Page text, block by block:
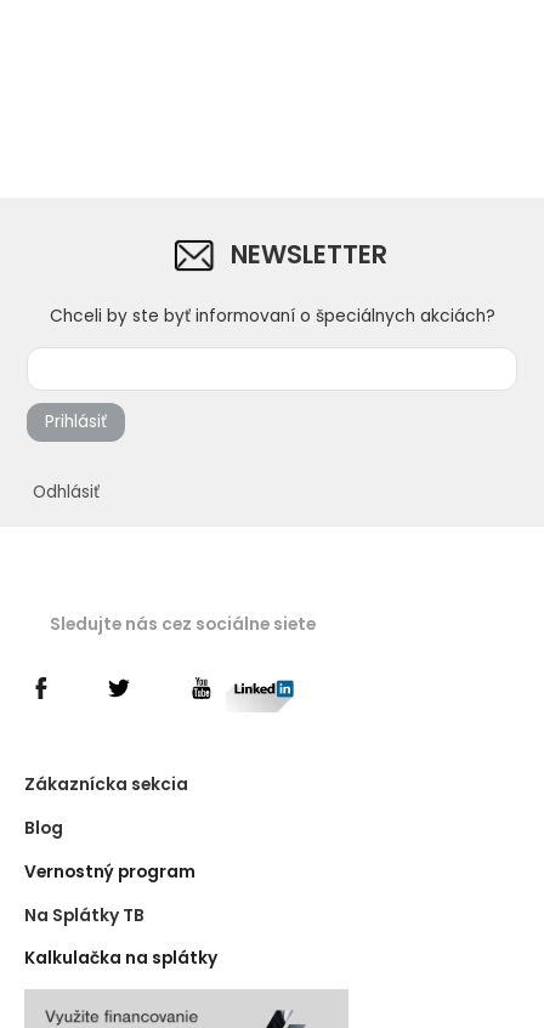
NEWSLETTER
Chceli by ste byť informovaní o špeciálnych akciách?
Prihlásiť
Odhlásiť
Sledujte nás cez sociálne siete
Zákaznícka sekcia
Blog
Vernostný program
Na Splátky TB
Kalkulačka na splátky